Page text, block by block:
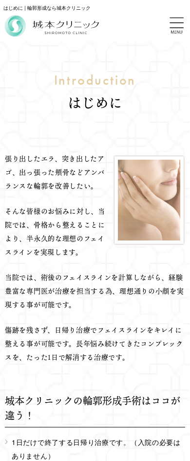
はじめに | 輪郭形成なら城本クリニック
Introduction
はじめに
張り出したエラ、突き出したア
ゴ、出っ張った頬骨などアンバ
ランスな輪郭を改善したい。
そんな皆様のお悩みに対し、当
院では、骨格から整えることに
より、半永久的な理想のフェイ
スラインを実現します。
当院では、術後のフェイスラインを計算しながら、経験
豊富な専門医が治療を担当する為、理想通りの小顔を実
現する事が可能です。
傷跡を残さず、日帰り治療でフェイスラインをキレイに
整える事が可能です。長年悩み続けてきたコンプレック
スを、たった1日で解消する治療です。
城本クリニックの輪郭形成手術はココが
違う！
1日だけで終了する日帰り治療です。（入院の必要は
ありません）